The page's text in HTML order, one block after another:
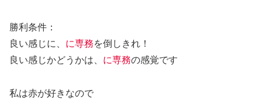
勝利条件：
良い感じに、 に専務を倒しきれ！
良い感じかどうかは、 に専務の感覚です
私は赤が好きなので